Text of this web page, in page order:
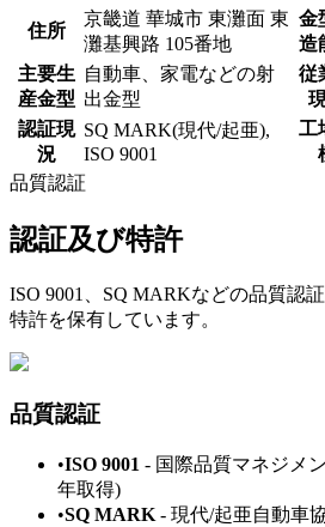
住所
京畿道 華城市 東灘面 東
灘基興路 105番地
金
造
主要生
産金型
自動車、家電などの射
出金型
従
認証現
況
SQ MARK(現代/起亜),
ISO 9001
工
品質認証
認証及び特許
ISO 9001、SQ MARKなどの品質認
特許を保有しています。
品質認証
•ISO 9001 - 国際品質マネジメ
年取得)
•SQ MARK - 現代/起亜自動車